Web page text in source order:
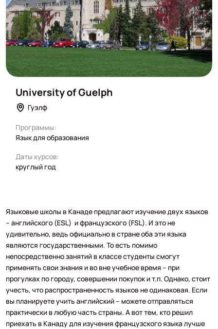
University of Guelph
Гуэлф
Программы:
Язык для образования
Даты курсов:
круглый год
Языковые школы в Канаде предлагают изучение двух языков
– английского (ESL) и французского (FSL). И это не
удивительно, ведь официально в стране оба эти языка
являются государственными. То есть помимо
непосредственно занятий в классе студенты смогут
применять свои знания и во вне учебное время – при
прогулках по городу, совершении покупок и т.п. Однако, стоит
учесть, что распространенность языков не одинаковая. Если
вы планируете учить английский – можете отправляться
практически в любую часть страны. А вот тем, кто решил
приехать в Канаду для изучения французского языка лучше